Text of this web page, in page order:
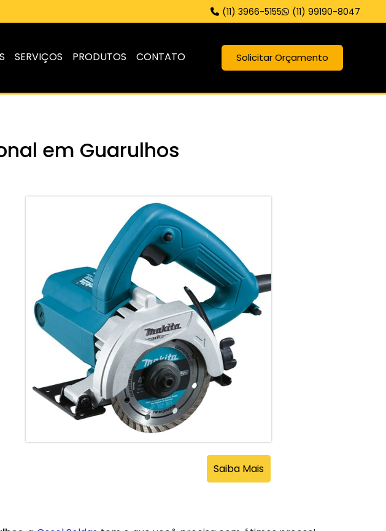
(11) 3966-5155 (11) 99190-8047
SERVIÇOS PRODUTOS CONTATO Solicitar Orçamento
em Guarulhos
Saiba Mais